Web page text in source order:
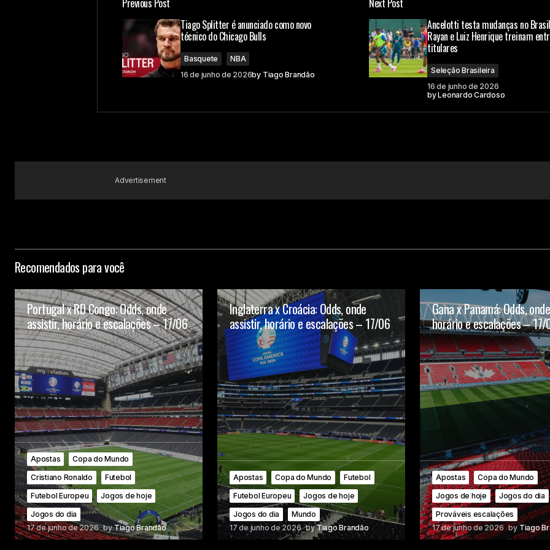
Previous Post
Tiago Splitter é anunciado como novo
técnico do Chicago Bulls
Basquete
NBA
16 de junho de 2026by Tiago Brandão
Next Post
Ancelotti testa mudanças no
Rayan e Luiz Henrique treinam
titulares
Seleção Brasileira
16 de junho de 2026
byLeonardo Cardoso
Advertisement
Recomendados para você
Portugal x RD Congo: Odds, onde
assistir, horário e escalações – 17/06
Apostas
Copa do Mundo
Cristiano Ronaldo
Futebol
Futebol Europeu
Jogos de hoje
Jogos do dia
17 de junho de 2026 byTiago Brandão
Inglaterra x Croácia: Odds, onde
assistir, horário e escalações – 17/06
Apostas Copa do Mundo
Futebol
Futebol Europeu
Jogos de hoje
Jogos do dia
Mundo
17 de junho de 2026 byTiago Brandão
Gana x Panamá: Odds,
horário e escalações – 17/
Apostas
Copa do Mundo
Jogos de hoje
Jogos do dia
Prováveis escalações
17 de junho de 2026 byTiago